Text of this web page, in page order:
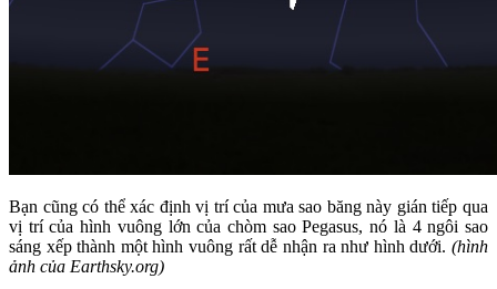
Bạn cũng có thể xác định vị trí của mưa sao băng này gián tiếp qua
vị trí của hình vuông lớn của chòm sao Pegasus, nó là 4 ngôi sao
sáng xếp thành một hình vuông rất dễ nhận ra như hình dưới. (hình
ảnh của Earthsky.org)